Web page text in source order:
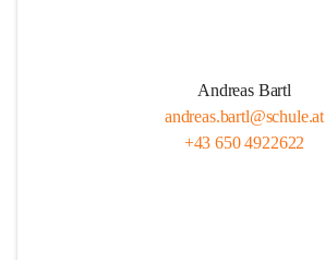
Andreas Bartl
andreas.bartl@schule.at
+43 650 4922622